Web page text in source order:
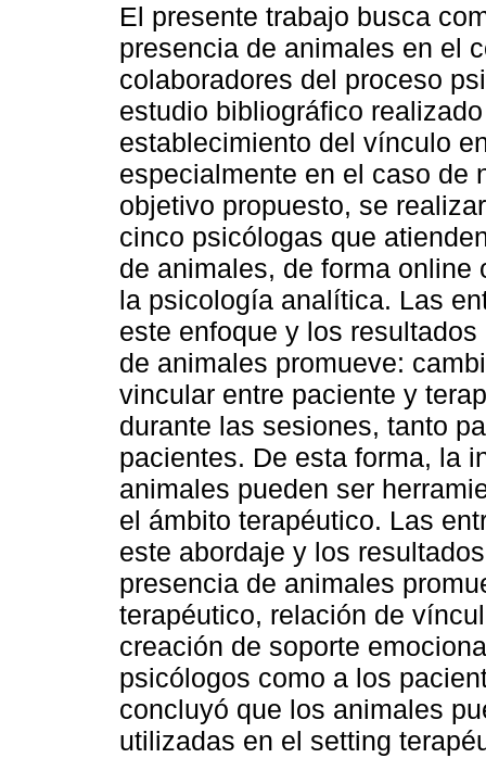
El presente trabajo busca
presencia de animales en el
colaboradores del proceso
estudio bibliográfico
establecimiento del vínculo
especialmente en el caso de
objetivo propuesto, se
cinco psicólogas que
de animales, de forma
la psicología analítica. Las
este enfoque y los
de animales promueve:
vincular entre paciente y
durante las sesiones, tanto
pacientes. De esta forma, la
animales pueden ser
el ámbito terapéutico. Las
este abordaje y los
presencia de animales
terapéutico, relación de
creación de soporte
psicólogos como a los
concluyó que los animales
utilizadas en el setting